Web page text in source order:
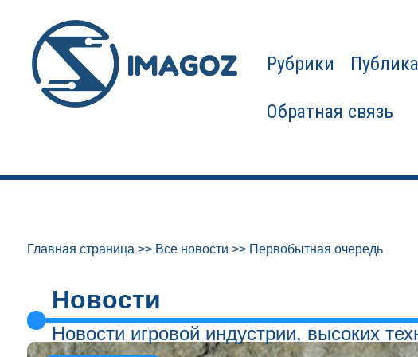
Рубрики
Обратная связь
Главная страница >> Все новости >> Первобытная очередь
Новости
Новости игровой индустрии, высоких